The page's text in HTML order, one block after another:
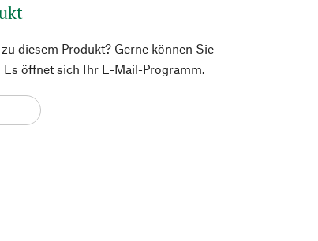
diesem Produkt? Gerne können Sie
Es öffnet sich Ihr E-Mail-Programm.